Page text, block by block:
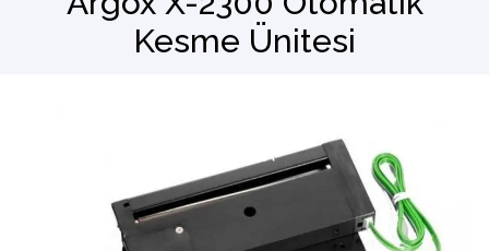
Barkod OkuyucuKesme Ünitesi